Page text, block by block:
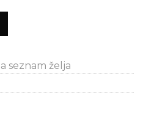
seznam želja